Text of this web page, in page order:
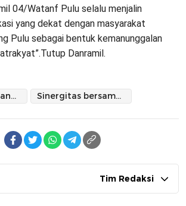
04/Watanf Pulu selalu menjalin
yang dekat dengan masyarakat
Pulu sebagai bentuk kemanunggalan
Danramil.
Koramil 04/Watang Pulu bersihkan saluran air cegah Jentik Sinergitas bersama Aparat Kelurahan
Tim Redaksi